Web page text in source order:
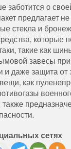
заботится о
предлагает не
стекла и
которые
такие как
завесы
даже защита от
как
сетях